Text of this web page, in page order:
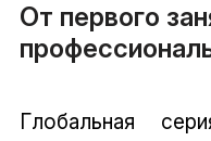
От первого
Глобальная